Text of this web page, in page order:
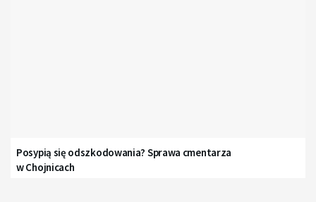
Posypią się odszkodowania? Sprawa cmentarza
w Chojnicach